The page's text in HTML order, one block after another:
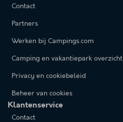
Contact
Partners
Werken bij Campings.com
Camping en vakantiepark overzicht
Privacy en cookiebeleid
Beheer van cookies
Klantenservice
Contact